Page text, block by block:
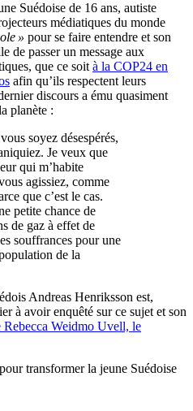
Suédoise de 16 ans, autiste
médiatiques du monde
» pour se faire entendre et son
de passer un message aux
que ce soit à la COP24 en
afin qu’ils respectent leurs
discours a ému quasiment
planète :
soyez désespérés,
Je veux que
qui m’habite
agissiez, comme
que c’est le cas.
petite chance de
de gaz à effet de
souffrances pour une
de la
Andreas Henriksson est,
à avoir enquêté sur ce sujet et son
Rebecca Weidmo Uvell, le
transformer la jeune Suédoise